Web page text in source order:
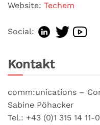
Website: Techem
Social:
Kontakt
comm:unications –
Sabine Pöhacker
Tel.: +43 (0)1 315 14 11-0